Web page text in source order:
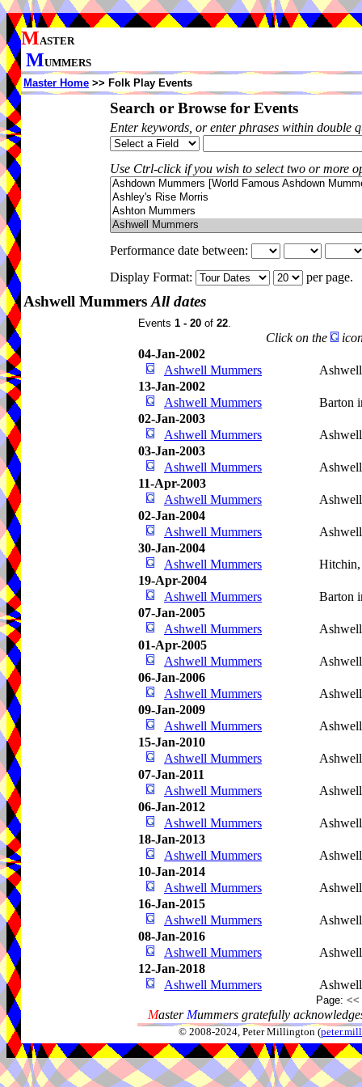
MASTER
MUMMERS
Master Home >> Folk Play Events
Search or Browse for Events
Enter keywords, or enter phrases within double
Use Ctrl-click if you wish to select two or more
Performance date between:
Display Format:
per page.
Ashwell Mummers All dates
Events 1 - 20 of 22.
Click on the
04-Jan-2002
Ashwell Mummers
13-Jan-2002
Ashwell Mummers
Barton
02-Jan-2003
Ashwell Mummers
03-Jan-2003
Ashwell Mummers
11-Apr-2003
Ashwell Mummers
02-Jan-2004
Ashwell Mummers
30-Jan-2004
Ashwell Mummers
19-Apr-2004
Ashwell Mummers
Barton
07-Jan-2005
Ashwell Mummers
01-Apr-2005
Ashwell Mummers
06-Jan-2006
Ashwell Mummers
09-Jan-2009
Ashwell Mummers
15-Jan-2010
Ashwell Mummers
07-Jan-2011
Ashwell Mummers
06-Jan-2012
Ashwell Mummers
18-Jan-2013
Ashwell Mummers
10-Jan-2014
Ashwell Mummers
16-Jan-2015
Ashwell Mummers
08-Jan-2016
Ashwell Mummers
12-Jan-2018
Ashwell Mummers
Page: <<
Master Mummers gratefully
© 2008-2024, Peter Millington (